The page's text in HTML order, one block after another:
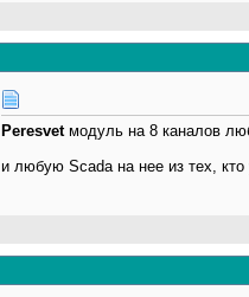
Peresvet модуль на 8 каналов
и любую Scada на нее из тех,